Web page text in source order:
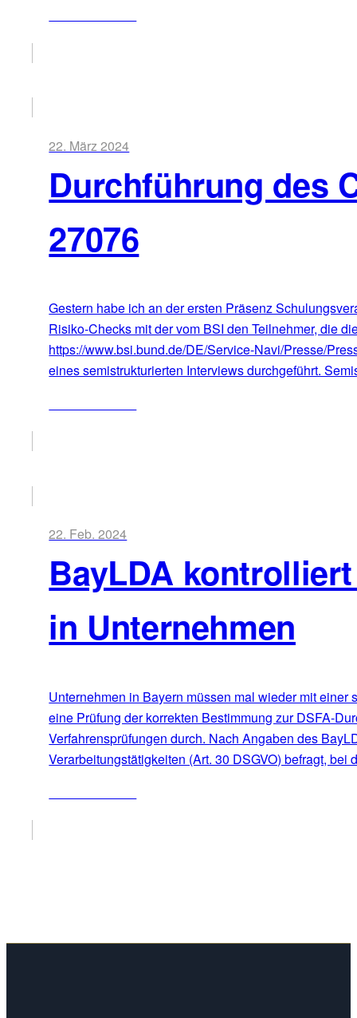
22. März 2024
Durchführung des
27076
Gestern habe ich an der ersten Präsenz
Risiko-Checks mit der vom BSI den Teilnehmer, die
https://www.bsi.bund.de/DE/Service-Navi/Presse/
eines semistrukturierten Interviews durchgeführt.
22. Feb. 2024
BayLDA
in Unternehmen
Unternehmen in Bayern müssen mal wieder mit
eine Prüfung der korrekten Bestimmung zur DSFA-
Verfahrensprüfungen durch. Nach Angaben des
Verarbeitungstätigkeiten (Art. 30 DSGVO) befragt,